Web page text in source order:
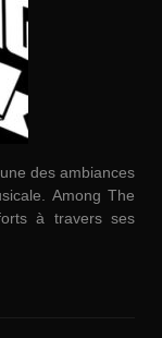
des ambiances
Among The
à travers ses